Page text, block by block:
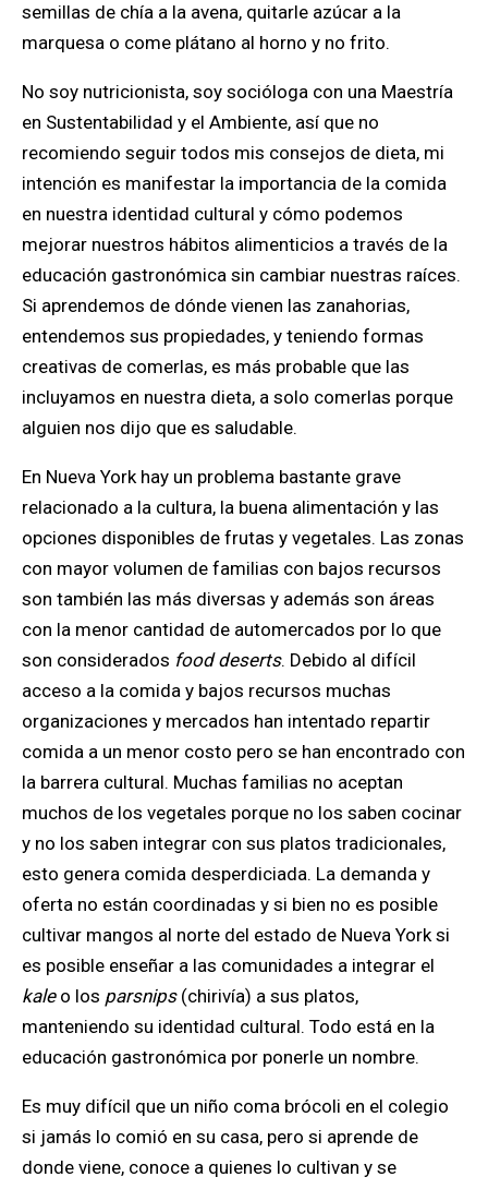
semillas de chía a la avena, quitarle azúcar a la
marquesa o come plátano al horno y no frito.
No soy nutricionista, soy socióloga con una Maestría
en Sustentabilidad y el Ambiente, así que no
recomiendo seguir todos mis consejos de dieta, mi
intención es manifestar la importancia de la comida
en nuestra identidad cultural y cómo podemos
mejorar nuestros hábitos alimenticios a través de la
educación gastronómica sin cambiar nuestras raíces.
Si aprendemos de dónde vienen las zanahorias,
entendemos sus propiedades, y teniendo formas
creativas de comerlas, es más probable que las
incluyamos en nuestra dieta, a solo comerlas porque
alguien nos dijo que es saludable.
En Nueva York hay un problema bastante grave
relacionado a la cultura, la buena alimentación y las
opciones disponibles de frutas y vegetales. Las zonas
con mayor volumen de familias con bajos recursos
son también las más diversas y además son áreas
con la menor cantidad de automercados por lo que
son considerados food deserts. Debido al difícil
acceso a la comida y bajos recursos muchas
organizaciones y mercados han intentado repartir
comida a un menor costo pero se han encontrado con
la barrera cultural. Muchas familias no aceptan
muchos de los vegetales porque no los saben cocinar
y no los saben integrar con sus platos tradicionales,
esto genera comida desperdiciada. La demanda y
oferta no están coordinadas y si bien no es posible
cultivar mangos al norte del estado de Nueva York si
es posible enseñar a las comunidades a integrar el
kaleo los parsnips(chirivía) a sus platos,
manteniendo su identidad cultural. Todo está en la
educación gastronómica por ponerle un nombre.
Es muy difícil que un niño coma brócoli en el colegio
si jamás lo comió en su casa, pero si aprende de
donde viene, conoce a quienes lo cultivan y se